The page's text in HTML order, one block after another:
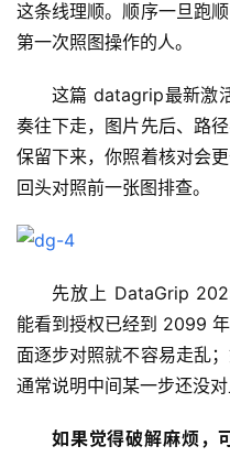
这条线理顺。顺序一旦跑
第一次照图操作的人。
这篇 datagrip最新激
奏往下走，图片先后、路
保留下来，你照着核对会
回头对照前一张图排查。
先放上 DataGrip
能看到授权已经到 2099
面逐步对照就不容易走乱
通常说明中间某一步还没对
如果觉得破解麻烦，